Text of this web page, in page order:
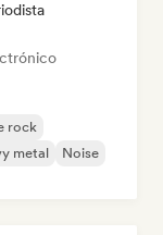
rock
metal
Noise